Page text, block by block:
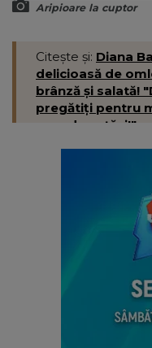
Aripioare la cuptor
Citește și: Diana
delicioasă de
brânză și salată!
pregătiți pentru
mea de astăzi!"